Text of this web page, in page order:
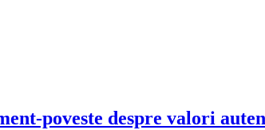
poveste despre valori